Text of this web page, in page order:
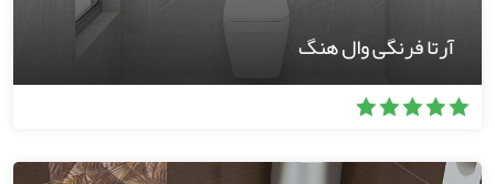
آرتا فرنگی وال هنگ